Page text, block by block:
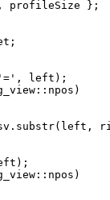
profileSize };
, left);
substr(left,